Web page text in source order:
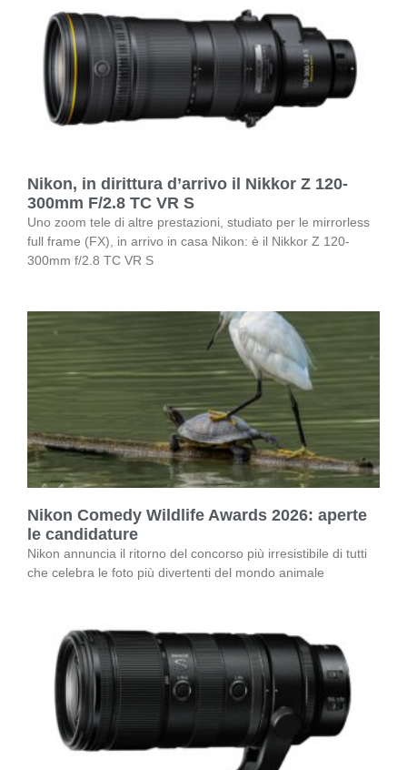
Nikon, in dirittura d’arrivo il Nikkor Z 120-
300mm F/2.8 TC VR S
Uno zoom tele di altre prestazioni, studiato per le mirrorless
full frame (FX), in arrivo in casa Nikon: è il Nikkor Z 120-
300mm f/2.8 TC VR S
Nikon Comedy Wildlife Awards 2026: aperte
le candidature
Nikon annuncia il ritorno del concorso più irresistibile di tutti
che celebra le foto più divertenti del mondo animale